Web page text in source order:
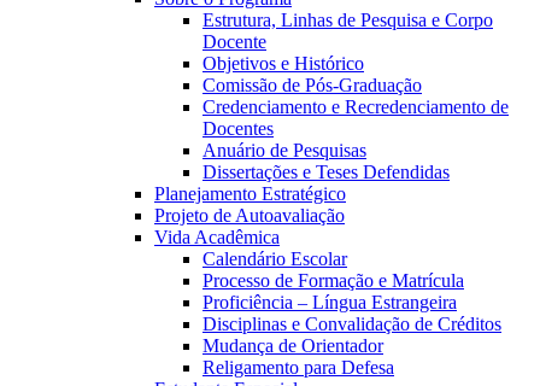
Estrutura, Linhas de Pesquisa e Corpo
Docente
Objetivos e Histórico
Comissão de Pós-Graduação
Credenciamento e Recredenciamento de
Docentes
Anuário de Pesquisas
Dissertações e Teses Defendidas
Planejamento Estratégico
Projeto de Autoavaliação
Vida Acadêmica
Calendário Escolar
Processo de Formação e Matrícula
Proficiência – Língua Estrangeira
Disciplinas e Convalidação de Créditos
Mudança de Orientador
Religamento para Defesa